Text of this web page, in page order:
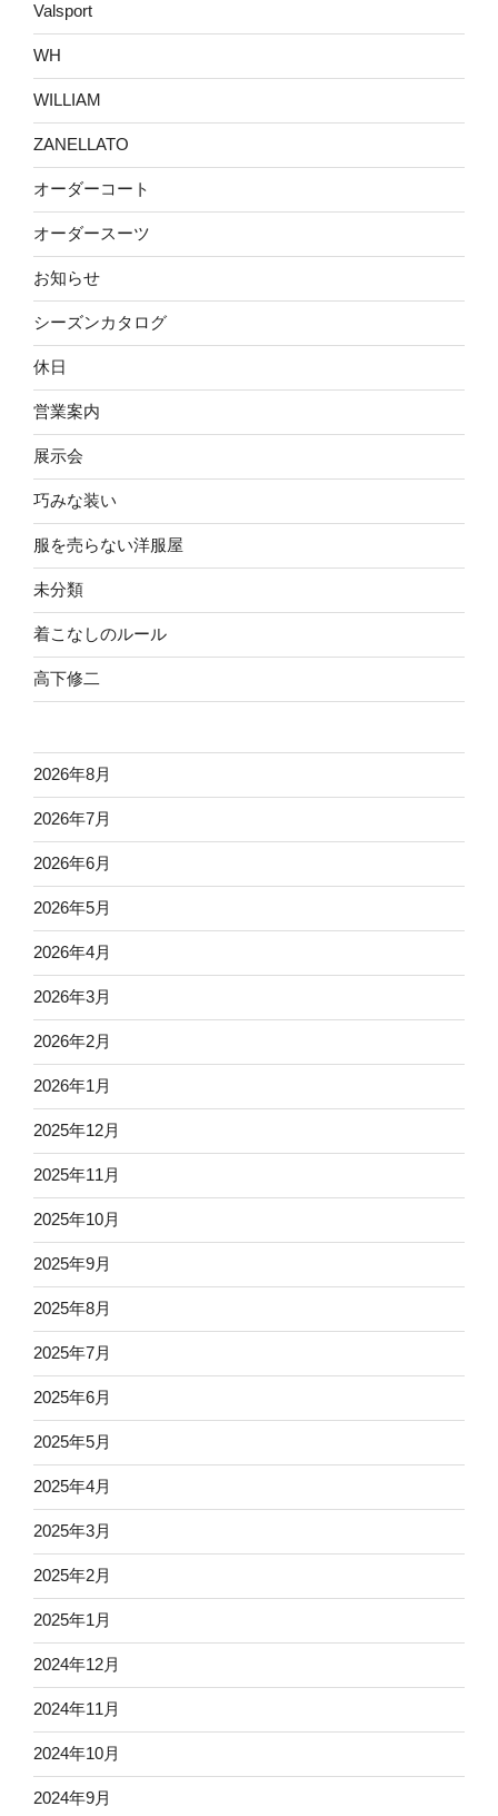
Valsport
WH
WILLIAM
ZANELLATO
オーダーコート
オーダースーツ
お知らせ
シーズンカタログ
休日
営業案内
展示会
巧みな装い
服を売らない洋服屋
未分類
着こなしのルール
高下修二
2026年8月
2026年7月
2026年6月
2026年5月
2026年4月
2026年3月
2026年2月
2026年1月
2025年12月
2025年11月
2025年10月
2025年9月
2025年8月
2025年7月
2025年6月
2025年5月
2025年4月
2025年3月
2025年2月
2025年1月
2024年12月
2024年11月
2024年10月
2024年9月